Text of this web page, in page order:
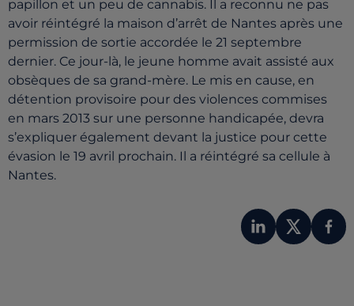
papillon et un peu de cannabis. Il a reconnu ne pas
avoir réintégré la maison d’arrêt de Nantes après une
permission de sortie accordée le 21 septembre
dernier. Ce jour-là, le jeune homme avait assisté aux
obsèques de sa grand-mère. Le mis en cause, en
détention provisoire pour des violences commises
en mars 2013 sur une personne handicapée, devra
s’expliquer également devant la justice pour cette
évasion le 19 avril prochain. Il a réintégré sa cellule à
Nantes.